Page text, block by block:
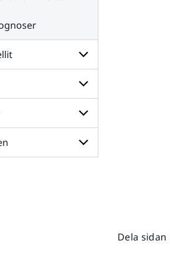
Undersidor
för
Radar
och
satellit
Undersidor
för
Väder
till
havs
Undersidor
för
Dela sidan